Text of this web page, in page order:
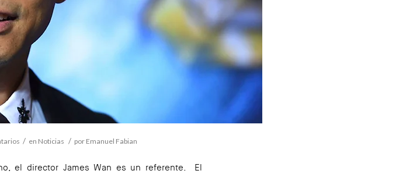
/ en Noticias / por Emanuel Fabian
el director James Wan es un referente. El